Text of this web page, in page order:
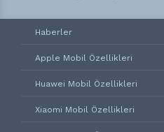
Haberler
Apple Mobil Özellikleri
Huawei Mobil Özellikleri
Xiaomi Mobil Özellikleri